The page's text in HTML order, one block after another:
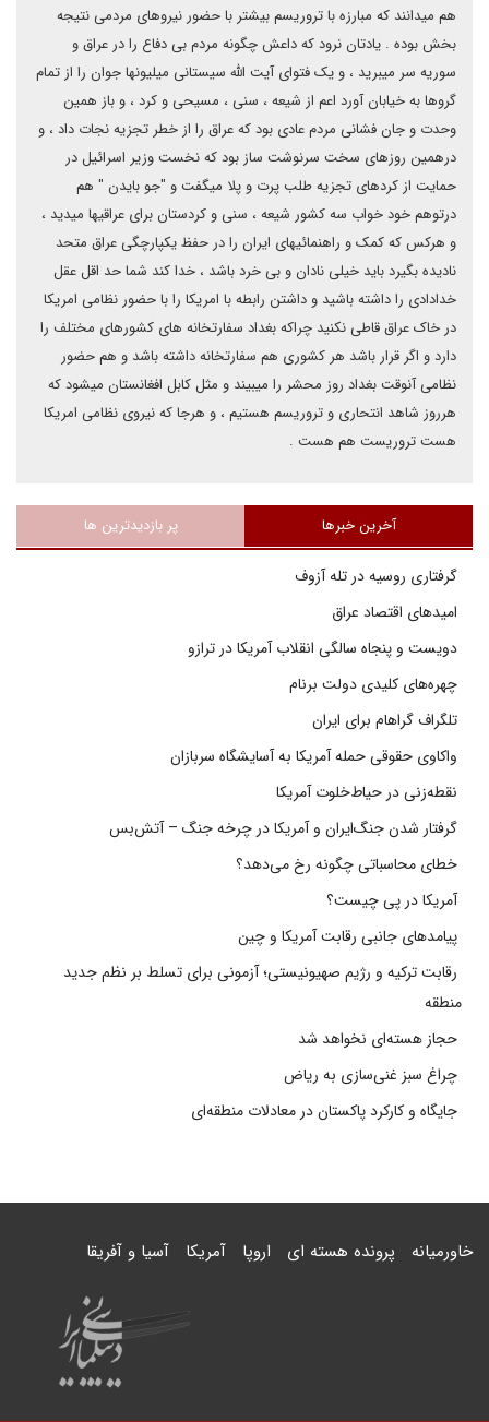
هم میدانند که مبارزه با تروریسم بیشتر با حضور نیروهای مردمی نتیجه
بخش بوده . یادتان نرود که داعش چگونه مردم بی دفاع را در عراق و
سوریه سر میبرید ، و یک فتوای آیت الله سیستانی میلیونها جوان را از تمام
گروها به خیابان آورد اعم از شیعه ، سنی ، مسیحی و کرد ، و باز همین
وحدت و جان فشانی مردم عادی بود که عراق را از خطر تجزیه نجات داد ، و
درهمین روزهای سخت سرنوشت ساز بود که نخست وزیر اسرائیل در
حمایت از کردهای تجزیه طلب پرت و پلا میگفت و "جو بایدن " هم
درتوهم خود خواب سه کشور شیعه ، سنی و کردستان برای عراقیها میدید ،
و هرکس که کمک و راهنمائیهای ایران را در حفظ یکپارچگی عراق متحد
نادیده بگیرد باید خیلی نادان و بی خرد باشد ، خدا کند شما حد اقل عقل
خدادادی را داشته باشید و داشتن رابطه با امریکا را با حضور نظامی امریکا
در خاک عراق قاطی نکنید چراکه بغداد سفارتخانه های کشورهای مختلف را
دارد و اگر قرار باشد هر کشوری هم سفارتخانه داشته باشد و هم حضور
نظامی آنوقت بغداد روز محشر را میبیند و مثل کابل افغانستان میشود که
هرروز شاهد انتحاری و تروریسم هستیم ، و هرجا که نیروی نظامی امریکا
هست تروریست هم هست .
آخرین خبرها پر بازدیدترین ها
گرفتاری روسیه در تله آزوف
امیدهای اقتصاد عراق
دویست و پنجاه سالگی انقلاب آمریکا در ترازو
چهره‌های کلیدی دولت برنام
تلگراف گراهام برای ایران
واکاوی حقوقی حمله آمریکا به آسایشگاه سربازان
نقطه‌زنی در حیاط‌خلوت آمریکا
گرفتار شدن جنگ‌ایران و آمریکا در چرخه جنگ – آتش‌بس
خطای محاسباتی چگونه رخ می‌دهد؟
آمریکا در پی چیست؟
پیامدهای جانبی رقابت آمریکا و چین
رقابت ترکیه و رژیم صهیونیستی؛ آزمونی برای تسلط بر نظم جدید
منطقه
حجاز هسته‌ای نخواهد شد
چراغ سبز غنی‌سازی به ریاض
جایگاه و کارکرد پاکستان در معادلات منطقه‌ای
خاورمیانه پرونده هسته ای اروپا آمریکا آسیا و آفریقا